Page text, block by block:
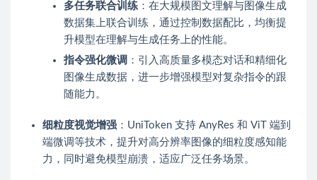
多任务联合训练 ：在大规模图文理解与图像生成
数据集上联合训练，通过控制数据配比，均衡提
升模型在理解与生成任务上的性能。
指令强化微调 ：引入高质量多模态对话和精细化
图像生成数据，进一步增强模型对复杂指令的跟
随能力。
细粒度视觉增强 ：UniToken 支持 AnyRes 和 ViT 端到
端微调等技术，提升对高分辨率图像的细粒度感知能
力，同时避免模型崩溃，适应广泛任务场景。